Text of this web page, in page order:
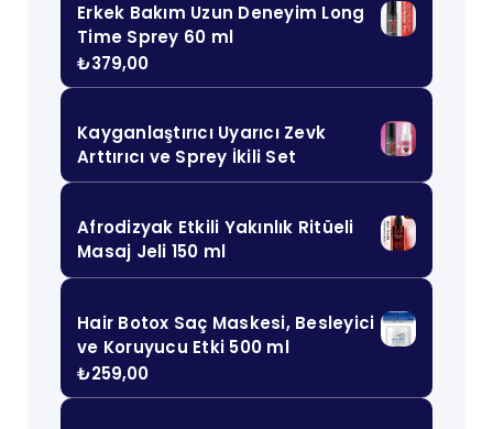
Erkek Bakım Uzun Deneyim Long
Time Sprey 60 ml
₺379,00
Kayganlaştırıcı Uyarıcı Zevk
Arttırıcı ve Sprey İkili Set
Afrodizyak Etkili Yakınlık Ritüeli
Masaj Jeli 150 ml
Hair Botox Saç Maskesi, Besleyici
ve Koruyucu Etki 500 ml
₺259,00